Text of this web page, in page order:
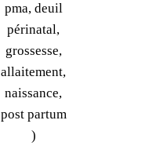
pma, deuil
périnatal,
grossesse,
allaitement,
naissance,
post partum
)